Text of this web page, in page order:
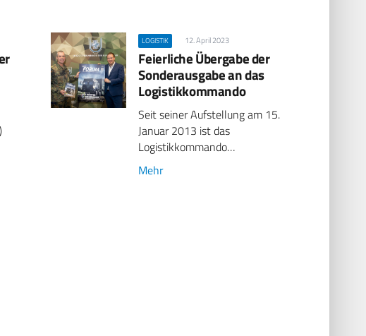
LOGISTIK 12. April 2023
Feierliche Übergabe der
Sonderausgabe an das
Logistikkommando
Seit seiner Aufstellung am 15.
Januar 2013 ist das
Logistikkommando…
Mehr